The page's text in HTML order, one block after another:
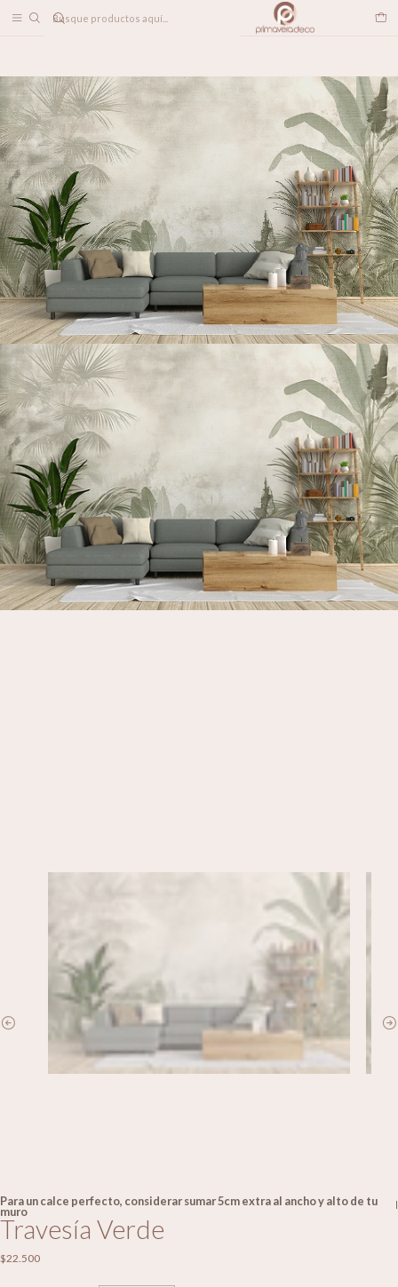
PAPELES MURALES TROPICAL
Para un calce perfecto, considerar sumar 5cm extra al ancho y alto de tu
muro
|
Travesía Verde
$22.500